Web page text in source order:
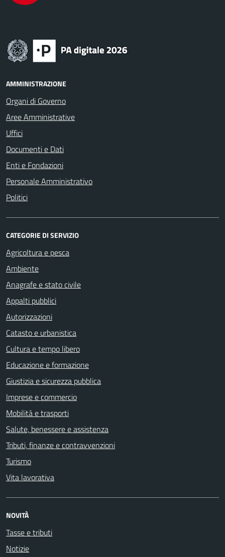
AMMINISTRAZIONE
Organi di Governo
Aree Amministrative
Uffici
Documenti e Dati
Enti e Fondazioni
Personale Amministrativo
Politici
CATEGORIE DI SERVIZIO
Agricoltura e pesca
Ambiente
Anagrafe e stato civile
Appalti pubblici
Autorizzazioni
Catasto e urbanistica
Cultura e tempo libero
Educazione e formazione
Giustizia e sicurezza pubblica
Imprese e commercio
Mobilità e trasporti
Salute, benessere e assistenza
Tributi, finanze e contravvenzioni
Turismo
Vita lavorativa
NOVITÀ
Tasse e tributi
Notizie